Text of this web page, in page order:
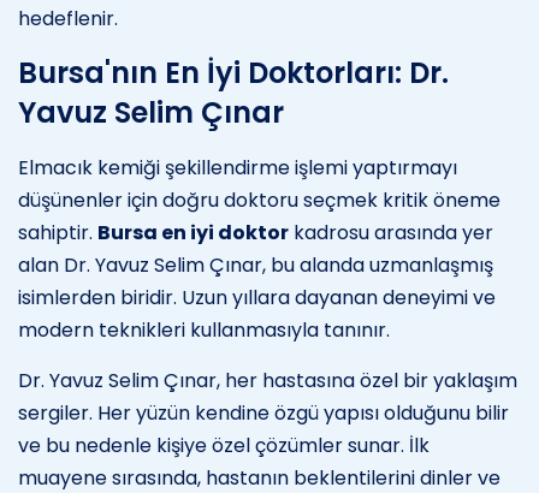
hedeflenir.
Bursa'nın En İyi Doktorları: Dr.
Yavuz Selim Çınar
Elmacık kemiği şekillendirme işlemi yaptırmayı
düşünenler için doğru doktoru seçmek kritik öneme
sahiptir. Bursa en iyi doktor kadrosu arasında yer
alan Dr. Yavuz Selim Çınar, bu alanda uzmanlaşmış
isimlerden biridir. Uzun yıllara dayanan deneyimi ve
modern teknikleri kullanmasıyla tanınır.
Dr. Yavuz Selim Çınar, her hastasına özel bir yaklaşım
sergiler. Her yüzün kendine özgü yapısı olduğunu bilir
ve bu nedenle kişiye özel çözümler sunar. İlk
muayene sırasında, hastanın beklentilerini dinler ve